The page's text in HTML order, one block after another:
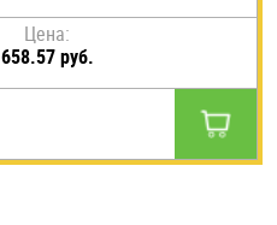
Цена:
658.57 руб.